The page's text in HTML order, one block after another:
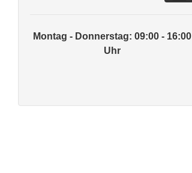
Montag - Donnerstag: 09:00 - 16:00
Uhr